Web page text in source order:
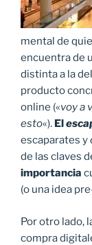
mental de
encuentra de
distinta a la
producto
online («voy a
esto«). El
escaparates y
de las claves
importancia
(o una idea
Por otro lado,
compra